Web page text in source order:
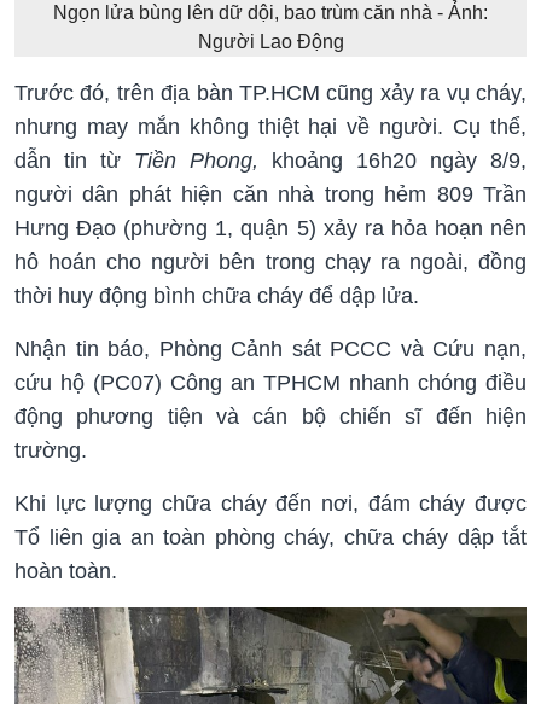
Ngọn lửa bùng lên dữ dội, bao trùm căn nhà - Ảnh:
Người Lao Động
Trước đó, trên địa bàn TP.HCM cũng xảy ra vụ cháy,
nhưng may mắn không thiệt hại về người. Cụ thể,
dẫn tin từ Tiền Phong, khoảng 16h20 ngày 8/9,
người dân phát hiện căn nhà trong hẻm 809 Trần
Hưng Đạo (phường 1, quận 5) xảy ra hỏa hoạn nên
hô hoán cho người bên trong chạy ra ngoài, đồng
thời huy động bình chữa cháy để dập lửa.
Nhận tin báo, Phòng Cảnh sát PCCC và Cứu nạn,
cứu hộ (PC07) Công an TPHCM nhanh chóng điều
động phương tiện và cán bộ chiến sĩ đến hiện
trường.
Khi lực lượng chữa cháy đến nơi, đám cháy được
Tổ liên gia an toàn phòng cháy, chữa cháy dập tắt
hoàn toàn.